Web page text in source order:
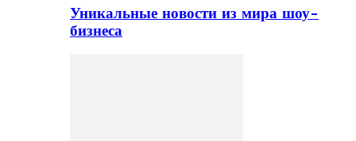
Уникальные новости из мира шоу-
бизнеса